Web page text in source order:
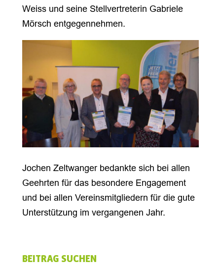
Weiss und seine Stellvertreterin Gabriele
Mörsch entgegennehmen.
Jochen Zeltwanger bedankte sich bei allen
Geehrten für das besondere Engagement
und bei allen Vereinsmitgliedern für die gute
Unterstützung im vergangenen Jahr.
BEITRAG SUCHEN